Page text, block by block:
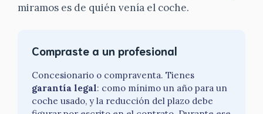
miramos es de quién venía el coche.
Compraste a un profesional
Concesionario o compraventa. Tienes
garantía legal: como mínimo un año para un
coche usado, y la reducción del plazo debe